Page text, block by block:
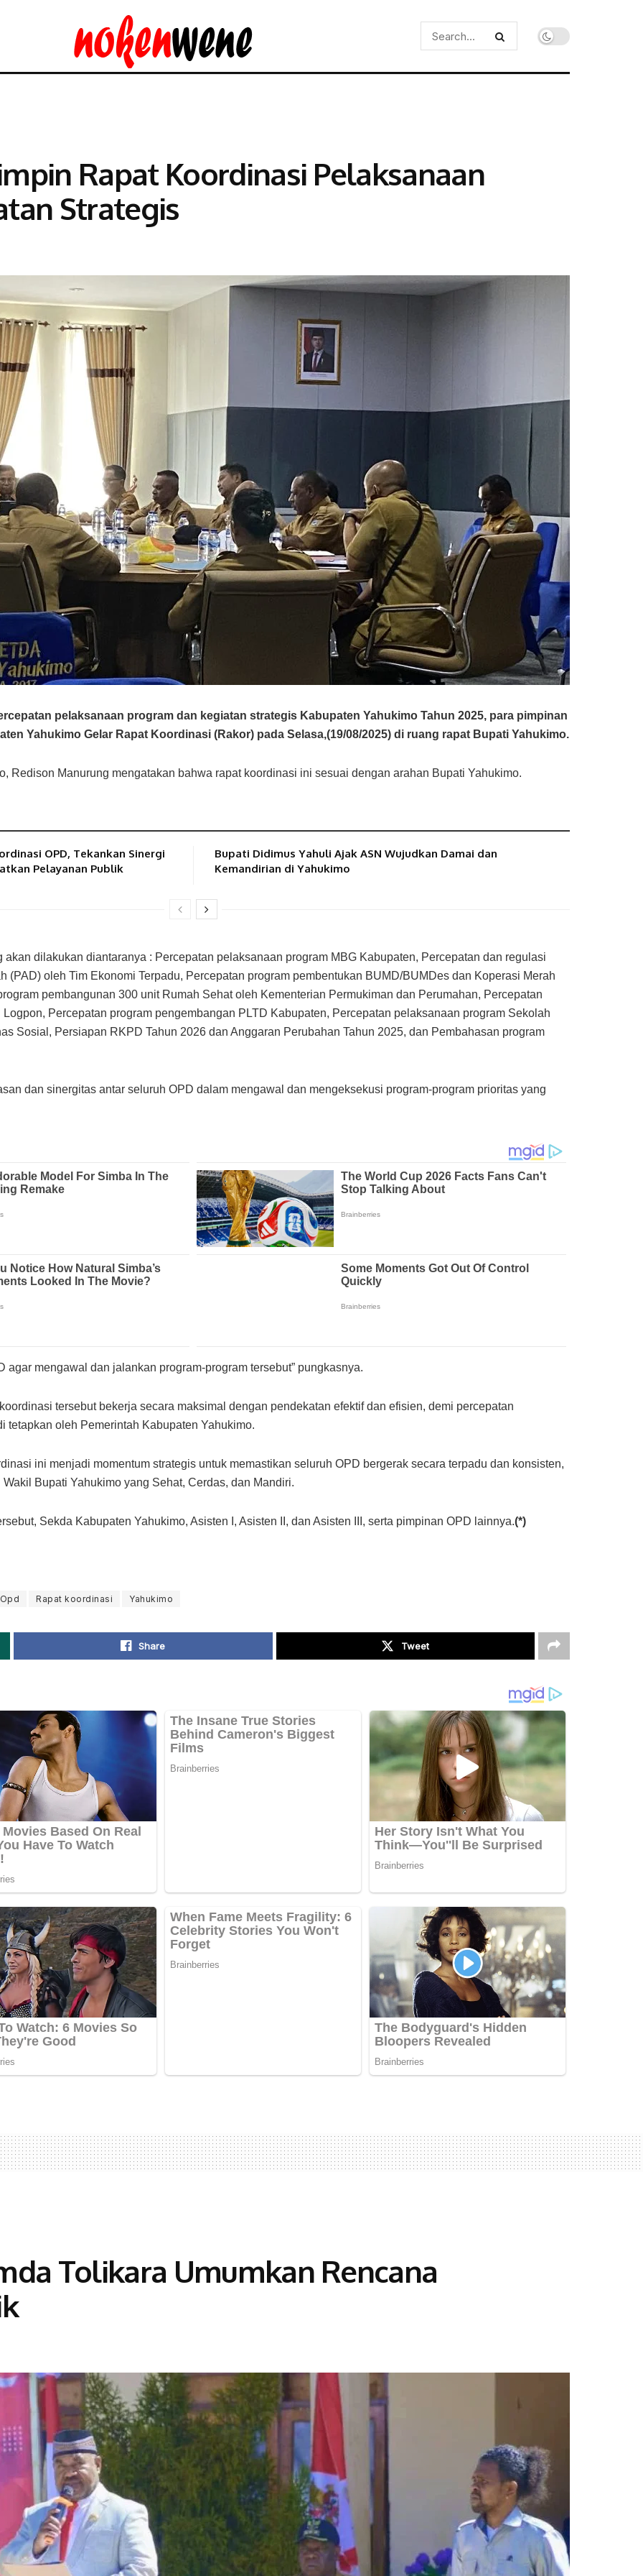
Rapat Koordinasi Pelaksanaan
Strategis
pelaksanaan program dan kegiatan strategis Kabupaten Yahukimo Tahun 2025, para pimpinan
Yahukimo Gelar Rapat Koordinasi (Rakor) pada Selasa,(19/08/2025) di ruang rapat Bupati Yahukimo.
Redison Manurung mengatakan bahwa rapat koordinasi ini sesuai dengan arahan Bupati Yahukimo.
OPD, Tekankan Sinergi
Pelayanan Publik
Bupati Didimus Yahuli Ajak ASN Wujudkan Damai dan
Kemandirian di Yahukimo
akan dilakukan diantaranya : Percepatan pelaksanaan program MBG Kabupaten, Percepatan dan regulasi
(PAD) oleh Tim Ekonomi Terpadu, Percepatan program pembentukan BUMD/BUMDes dan Koperasi Merah
pembangunan 300 unit Rumah Sehat oleh Kementerian Permukiman dan Perumahan, Percepatan
Logpon, Percepatan program pengembangan PLTD Kabupaten, Percepatan pelaksanaan program Sekolah
Sosial, Persiapan RKPD Tahun 2026 dan Anggaran Perubahan Tahun 2025, dan Pembahasan program
dan sinergitas antar seluruh OPD dalam mengawal dan mengeksekusi program-program prioritas yang
agar mengawal dan jalankan program-program tersebut” pungkasnya.
tersebut bekerja secara maksimal dengan pendekatan efektif dan efisien, demi percepatan
tetapkan oleh Pemerintah Kabupaten Yahukimo.
ini menjadi momentum strategis untuk memastikan seluruh OPD bergerak secara terpadu dan konsisten,
Bupati Yahukimo yang Sehat, Cerdas, dan Mandiri.
Sekda Kabupaten Yahukimo, Asisten I, Asisten II, dan Asisten III, serta pimpinan OPD lainnya.(*)
Rapat koordinasi Yahukimo
Share Tweet
Tolikara Umumkan Rencana